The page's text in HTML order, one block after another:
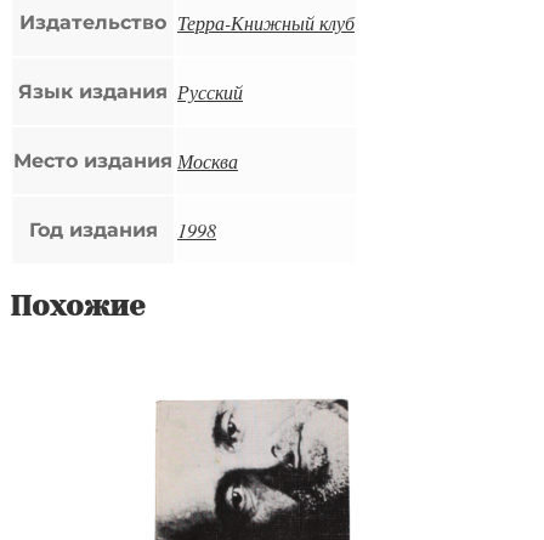
Издательство Терра-Книжный клуб
Язык издания Русский
Место издания Москва
Год издания 1998
Похожие